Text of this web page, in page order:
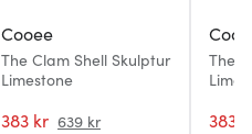
Cooee
The Clam Shell Skulptur
Limestone
383 kr 639 kr
The
383